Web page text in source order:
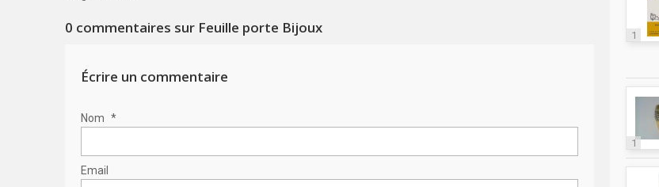
0 commentaires sur Feuille porte Bijoux
Écrire un commentaire
Nom *
Email
1
1